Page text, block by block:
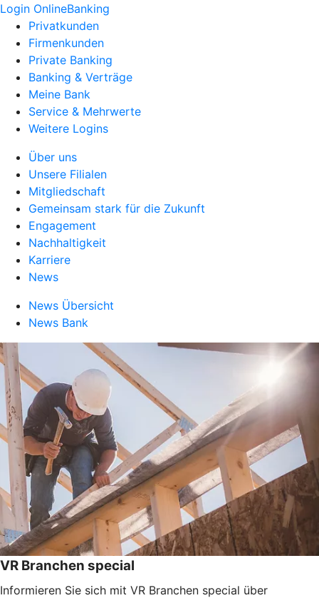
Login OnlineBanking
Privatkunden
Firmenkunden
Private Banking
Banking & Verträge
Meine Bank
Service & Mehrwerte
Weitere Logins
Über uns
Unsere Filialen
Mitgliedschaft
Gemeinsam stark für die Zukunft
Engagement
Nachhaltigkeit
Karriere
News
News Übersicht
News Bank
VR Branchen special
Informieren Sie sich mit VR Branchen special über